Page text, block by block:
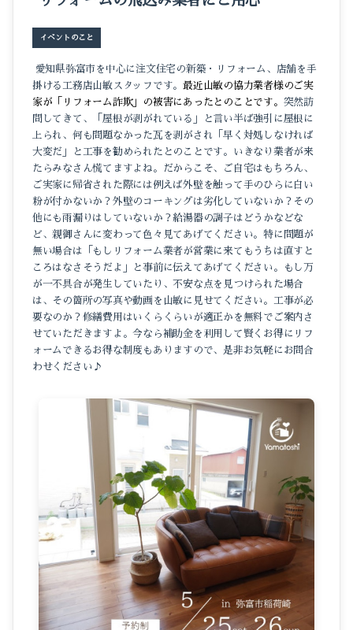
イベントのこと
愛知県弥富市を中心に注文住宅の新築・リフォーム、店舗を手
掛ける工務店山敏スタッフです。最近山敏の協力業者様のご実
家が「リフォーム詐欺」の被害にあったとのことです。 突然訪
問してきて、「屋根が剥がれている」と言い半ば強引に屋根に
上られ、何も問題なかった瓦を剥がされ「早く対処しなければ
大変だ」と工事を勧められたとのことです。いきなり業者が来
たらみなさん慌てますよね。だからこそ、ご自宅はもちろん、
ご実家に帰省された際には例えば外壁を触って手のひらに白い
粉が付かないか？ 外壁のコーキングは劣化していないか？ その
他にも雨漏りはしていないか？給湯器の調子はどうかなどな
ど、親御さんに変わって色々見てあげてください。特に問題が
無い場合は「もしリフォーム業者が営業に来てもうちは直すと
ころはなさそうだよ」と事前に伝えてあげてください。もし万
が一不具合が発生していたり、不安な点を見つけられた場合
は、その箇所の写真や動画を山敏に見せてください。工事が必
要なのか？修繕費用はいくらくらいが適正かを無料でご案内さ
せていただきますよ。今なら補助金を利用して賢くお得にリフ
ォームできるお得な制度もありますので、是非お気軽にお問合
わせください♪